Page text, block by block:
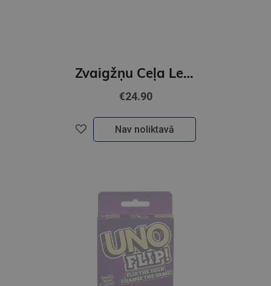
Zvaigžņu Ceļa Lenormands kārtis
€24.90
Nav noliktavā